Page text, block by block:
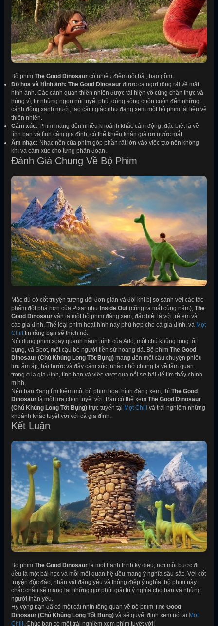
Bộ phim The Good Dinosaur có nhiều điểm nổi bật, bao gồm:
Đồ họa và Hình ảnh: The Good Dinosaur được ca ngợi rộng rãi về mặt
hình ảnh. Các cảnh quan thiên nhiên được tái hiện vô cùng chân thực và
hùng vĩ, từ những ngọn núi tuyết phủ, dòng sông cuồn cuộn đến những
cánh đồng xanh mướt, tạo cảm giác như đang xem một bộ phim tài liệu về
thiên nhiên.
Cảm xúc: Phim mang đến nhiều khoảnh khắc cảm động, đặc biệt là về
tình bạn và tình cảm gia đình, có thể khiến khán giả rơi nước mắt.
Âm nhạc: Nhạc nền của phim góp phần rất lớn vào việc tạo nên không
khí và cảm xúc cho từng phân đoạn.
Đánh Giá Chung Về Bộ Phim
Mặc dù có cốt truyện tương đối đơn giản và đôi khi bị so sánh với các tác
phẩm đột phá hơn của Pixar như Inside Out (cũng ra mắt cùng năm), The
Good Dinosaur vẫn là một bộ phim đáng xem, đặc biệt là với trẻ em và
các gia đình. Thể loại phim hoạt hình này phù hợp cho cả gia đình, và Mọt
Chill
tin rằng bạn sẽ thích nó.
Nội dung phim xoay quanh hành trình của Arlo, một chú khủng long tốt
bụng, và Spot, một cậu bé người tiền sử hoang dã. Bộ phim The Good
Dinosaur (Chú Khủng Long Tốt Bụng) mang đến một câu chuyện phiêu
lưu ấm áp, hài hước và đầy cảm xúc, nhắc nhở chúng ta về tầm quan
trọng của gia đình, tình bạn và việc vượt qua nỗi sợ hãi để tìm thấy chính
mình.
Nếu bạn đang tìm kiếm một bộ phim hoạt hình đáng xem, thì The Good
Dinosaur là một lựa chọn tuyệt vời. Bạn có thể xem The Good Dinosaur
(Chú Khủng Long Tốt Bụng) trực tuyến tại Mọt Chill
và trải nghiệm những
khoảnh khắc tuyệt vời với cả gia đình.
Kết Luận
Bộ phim The Good Dinosaur là một hành trình kỳ diệu, nơi mỗi bước đi
đều là một bài học và mỗi mối quan hệ đều mang ý nghĩa sâu sắc. Với cốt
truyện độc đáo, nhân vật đáng yêu và thông điệp ý nghĩa, bộ phim này
chắc chắn sẽ mang lại những giờ phút giải trí ý nghĩa cho bạn và những
người thân yêu.
Hy vọng bạn đã có một cái nhìn tổng quan về bộ phim The Good
Dinosaur (Chú Khủng Long Tốt Bụng) và sẽ quyết định xem nó tại Mọt
Chill . Chúc bạn có một trải nghiệm xem phim tuyệt vời!